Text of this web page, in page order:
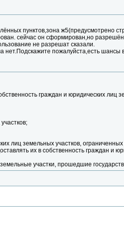
пунктов,зона ж5(предусмотрено
сейчас он сформирован,но
не разрешат сказали.
нет.Подскажите пожалуйста,есть шансы
граждан и юридических лиц
лиц земельных участков,
их в собственность граждан и
участки, прошедшие